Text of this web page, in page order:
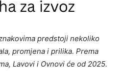
predstoji nekoliko
promjena i prilika. Prema
Lavovi i Ovnovi će od 2025.